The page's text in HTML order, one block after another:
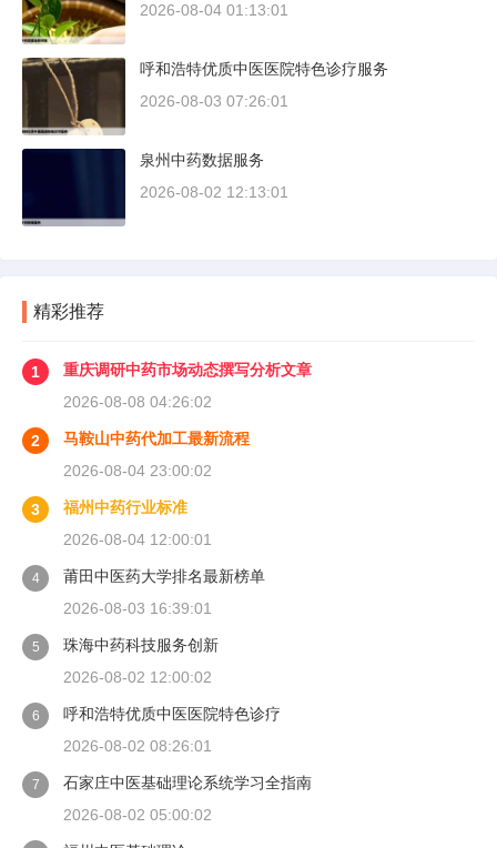
2026-08-04 01:13:01
呼和浩特优质中医医院特色诊疗服务
2026-08-03 07:26:01
泉州中药数据服务
2026-08-02 12:13:01
精彩推荐
1
重庆调研中药市场动态撰写分析文章
2026-08-08 04:26:02
2
马鞍山中药代加工最新流程
2026-08-04 23:00:02
3
福州中药行业标准
2026-08-04 12:00:01
4
莆田中医药大学排名最新榜单
2026-08-03 16:39:01
5
珠海中药科技服务创新
2026-08-02 12:00:02
6
呼和浩特优质中医医院特色诊疗
2026-08-02 08:26:01
7
石家庄中医基础理论系统学习全指南
2026-08-02 05:00:02